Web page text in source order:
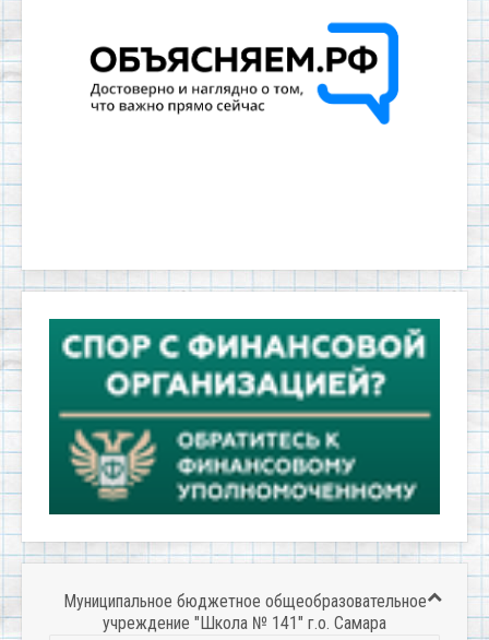
Муниципальное бюджетное общеобразовательное
учреждение "Школа № 141" г.о. Самара